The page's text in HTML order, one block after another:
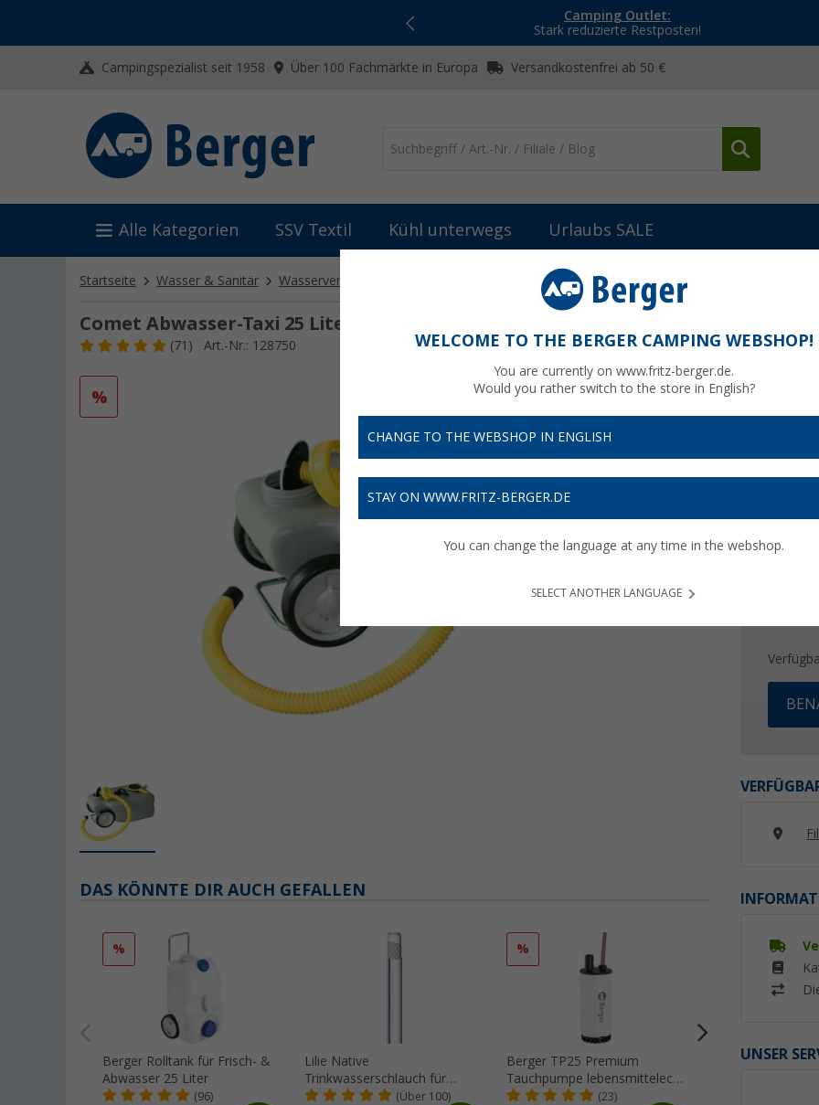
Camping Outlet:
Stark reduzierte Restposten!
Campingspezialist seit 1958 Über 100 Fachmärkte in Europa Versandkostenfrei ab 50 €
Alle Kategorien SSV Textil Kühl unterwegs Urlaubs SALE
Startseite Wasser & Sanitär Wasserversorgung Ab- & Grauwassertanks Comet Abwasser-Taxi 25 Liter Komplett-
Comet Abwasser-Taxi 25 Liter Komplett-Set mit Schlauch
(71) Art.-Nr.: 128750
%
67,
Preise inkl.
Bis zu
UNSER
DAS KÖNNTE DIR AUCH GEFALLEN
%
Berger Rolltank für Frisch- &
Abwasser 25 Liter
(96)
Lilie Native
Trinkwasserschlauch für
Kaltwasser 10x15 mm
(Über 100)
%
Berger TP25 Premium
Tauchpumpe lebensmittelecht
12V 1,8 bar 25 l/min
(23)
Berger
WELCOME TO THE BERGER CAMPING WEBSHOP!
You are currently on www.fritz-berger.de.
Would you rather switch to the store in English?
CHANGE TO THE WEBSHOP IN ENGLISH
STAY ON WWW.FRITZ-BERGER.DE
You can change the language at any time in the webshop.
SELECT ANOTHER LANGUAGE